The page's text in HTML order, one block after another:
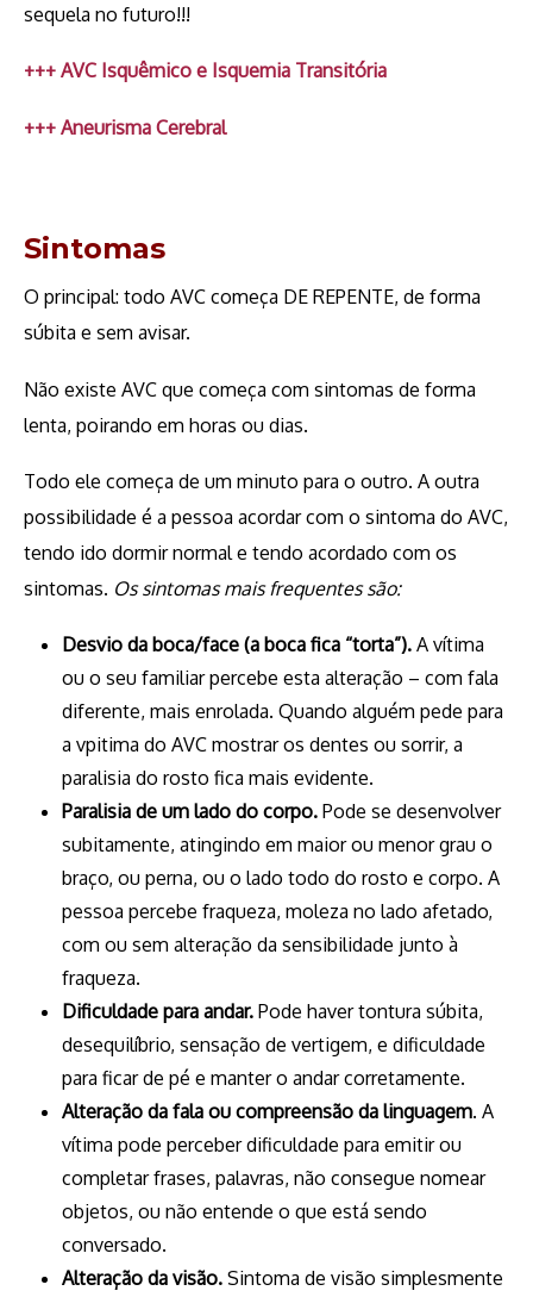
sequela no futuro!!!
+++ AVC Isquêmico e Isquemia Transitória
+++ Aneurisma Cerebral
Sintomas
O principal: todo AVC começa DE REPENTE, de forma
súbita e sem avisar.
Não existe AVC que começa com sintomas de forma
lenta, poirando em horas ou dias.
Todo ele começa de um minuto para o outro. A outra
possibilidade é a pessoa acordar com o sintoma do AVC,
tendo ido dormir normal e tendo acordado com os
sintomas. Os sintomas mais frequentes são:
Desvio da boca/face (a boca fica “torta”). A vítima
ou o seu familiar percebe esta alteração – com fala
diferente, mais enrolada. Quando alguém pede para
a vpitima do AVC mostrar os dentes ou sorrir, a
paralisia do rosto fica mais evidente.
Paralisia de um lado do corpo. Pode se desenvolver
subitamente, atingindo em maior ou menor grau o
braço, ou perna, ou o lado todo do rosto e corpo. A
pessoa percebe fraqueza, moleza no lado afetado,
com ou sem alteração da sensibilidade junto à
fraqueza.
Dificuldade para andar. Pode haver tontura súbita,
desequilíbrio, sensação de vertigem, e dificuldade
para ficar de pé e manter o andar corretamente.
Alteração da fala ou compreensão da linguagem. A
vítima pode perceber dificuldade para emitir ou
completar frases, palavras, não consegue nomear
objetos, ou não entende o que está sendo
conversado.
Alteração da visão. Sintoma de visão simplesmente